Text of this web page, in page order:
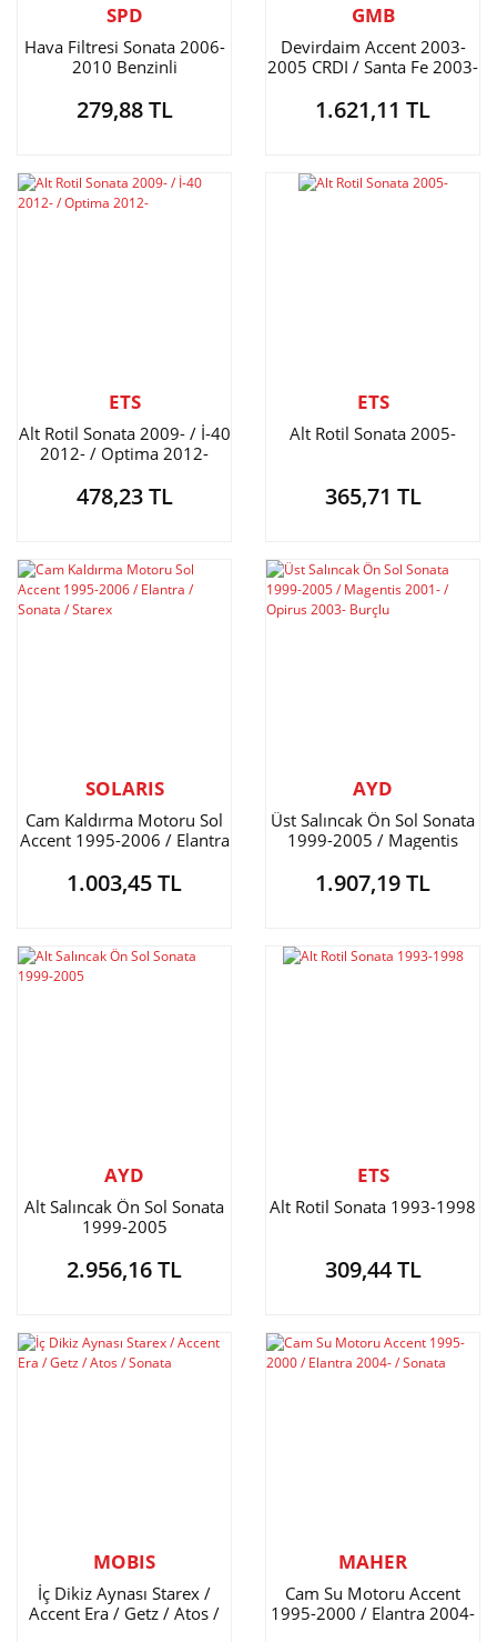
SPD
Hava Filtresi Sonata 2006-
2010 Benzinli
279,88 TL
GMB
Devirdaim Accent 2003-
2005 CRDI / Santa Fe 2003-
2006-2009 CRDI / Sonata
2.0 2006-2011
1.621,11 TL
ETS
Alt Rotil Sonata 2009- / İ-40
2012- / Optima 2012-
478,23 TL
ETS
Alt Rotil Sonata 2005-
365,71 TL
SOLARIS
Cam Kaldırma Motoru Sol
Accent 1995-2006 / Elantra
1.003,45 TL
AYD
Üst Salıncak Ön Sol Sonata
1999-2005 / Magentis
Burçlu
1.907,19 TL
AYD
Alt Salıncak Ön Sol Sonata
1999-2005
2.956,16 TL
ETS
Alt Rotil Sonata 1993-1998
309,44 TL
MOBIS
İç Dikiz Aynası Starex /
Accent Era / Getz / Atos /
MAHER
Cam Su Motoru Accent
1995-2000 / Elantra 2004-